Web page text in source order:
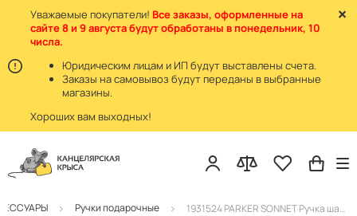
Уважаемые покупатели! Все заказы, оформленные на
сайте 8 и 9 августа будут обработаны в понедельник, 10
числа.
Юридическим лицам и ИП будут выставлены счета.
Заказы на самовывоз будут переданы в выбранные
магазины.
Хороших вам выходных!
Ручки подарочные 1931524 PARKER SONNET Ручка шариковая матовая черная/хром